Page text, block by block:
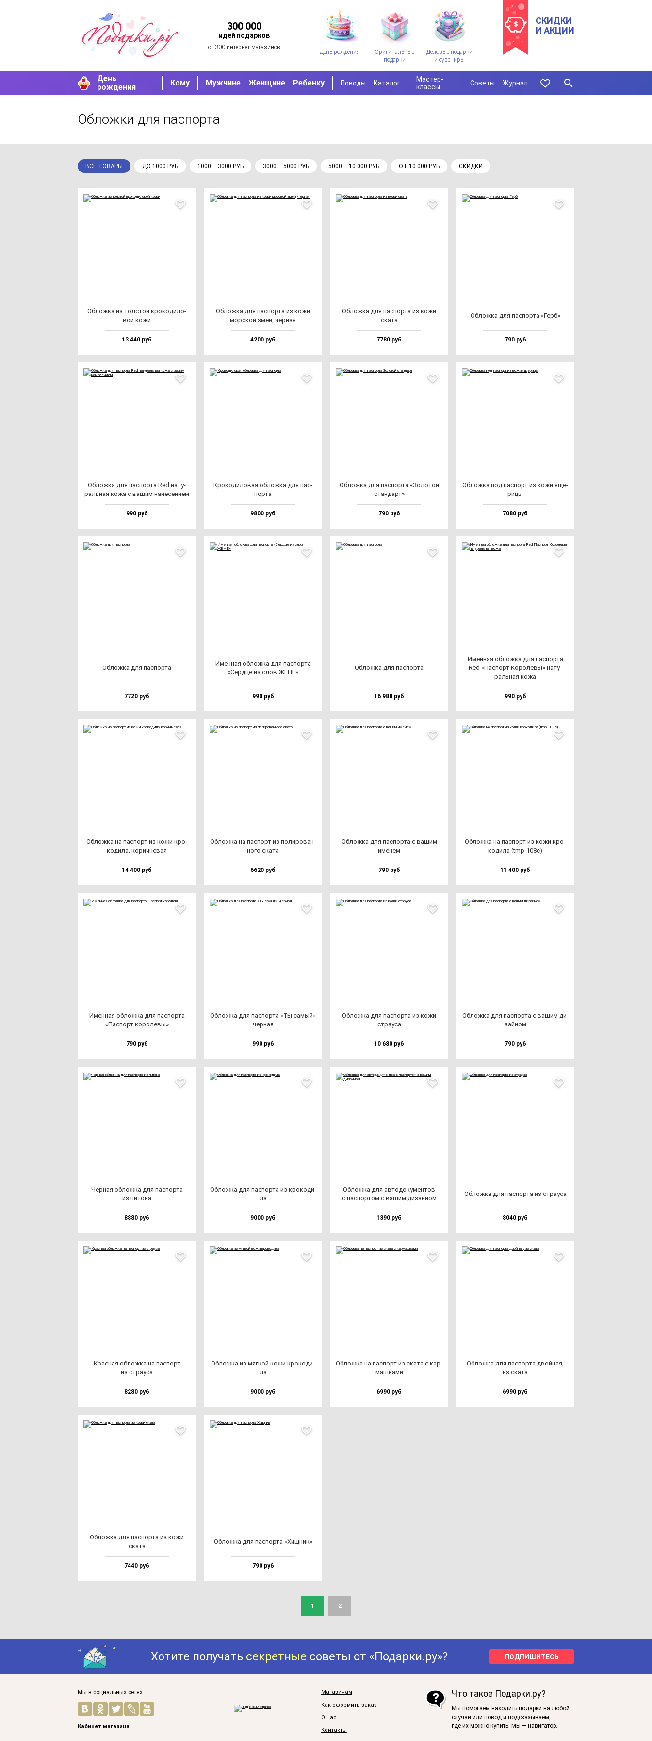
300 000
идей подарков
от 300 интернет-магазинов
День рождения
Оригинальные
подарки
Деловые подарки
и сувениры
СКИДКИ
И АКЦИИ
День
рождения
Кому Мужчине Женщине Ребенку Поводы Каталог
Мастер-
классы
Советы Журнал
Обложки для паспорта
ВСЕ ТОВАРЫ ДО 1000 РУБ 1000 – 3000 РУБ 3000 – 5000 РУБ 5000 – 10 000 РУБ ОТ 10 000 РУБ СКИДКИ
Облож­ка из тол­стой кро­ко­ди­ло­
вой ко­жи
13 440 руб
Облож­ка для пас­пор­та из ко­жи
мор­ской змеи, чер­ная
4200 руб
Облож­ка для пас­пор­та из ко­жи
ска­та
7780 руб
Облож­ка для пас­пор­та «Герб»
790 руб
Облож­ка для пас­пор­та Red на­ту­
раль­ная ко­жа с ва­шим на­не­се­ни­ем
990 руб
Кро­ко­ди­ло­вая об­лож­ка для пас­
пор­та
9800 руб
Облож­ка для пас­пор­та «Золо­той
стан­дарт»
790 руб
Облож­ка под пас­порт из ко­жи яще­
ри­цы
7080 руб
Облож­ка для пас­пор­та
7720 руб
Имен­ная об­лож­ка для пас­пор­та
«Сер­дце из слов ЖЕНЕ»
990 руб
Облож­ка для пас­пор­та
16 988 руб
Имен­ная об­лож­ка для пас­пор­та
Red «Пас­порт Коро­ле­вы» на­ту­
раль­ная ко­жа
990 руб
Облож­ка на пас­порт из ко­жи кро­
ко­ди­ла, ко­рич­не­вая
14 400 руб
Облож­ка на пас­порт из по­ли­ро­ван­
но­го ска­та
6620 руб
Облож­ка для пас­пор­та с ва­шим
име­нем
790 руб
Облож­ка на пас­порт из ко­жи кро­
ко­ди­ла (tmp-108c)
11 400 руб
Имен­ная об­лож­ка для пас­пор­та
«Пас­порт ко­ро­ле­вы»
790 руб
Облож­ка для пас­пор­та «Ты са­мый»
чер­ная
990 руб
Облож­ка для пас­пор­та из ко­жи
стра­уса
10 680 руб
Облож­ка для пас­пор­та с ва­шим ди­
зай­ном
790 руб
Чер­ная об­лож­ка для пас­пор­та
из пи­то­на
8880 руб
Облож­ка для пас­пор­та из кро­ко­ди­
ла
9000 руб
Облож­ка для ав­то­до­ку­мен­тов
с пас­пор­том с ва­шим ди­зай­ном
1390 руб
Облож­ка для пас­пор­та из стра­уса
8040 руб
Крас­ная об­лож­ка на пас­порт
из стра­уса
8280 руб
Облож­ка из мяг­кой ко­жи кро­ко­ди­
ла
9000 руб
Облож­ка на пас­порт из ска­та с кар­
маш­ка­ми
6990 руб
Облож­ка для пас­пор­та двой­ная,
из ска­та
6990 руб
Облож­ка для пас­пор­та из ко­жи
ска­та
7440 руб
Облож­ка для пас­пор­та «Хищ­ник»
790 руб
1 2
Хотите получать секретные советы от «Подарки.ру»? ПОДПИШИТЕСЬ
Мы в социальных сетях:
Кабинет магазина
Магазинам
Как оформить заказ
О нас
Контакты
Что такое Подарки.ру?
Мы помогаем находить подарки на любой
случай или повод и подсказываем,
где их можно купить. Мы — навигатор.